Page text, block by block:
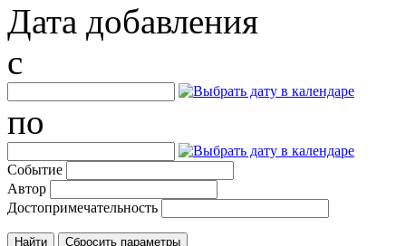
Дата добавления
c
по
Событие
Автор
Достопримечательность